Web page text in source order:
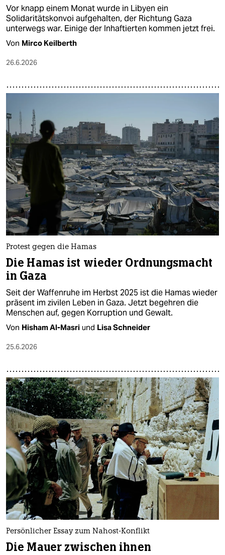
Vor knapp einem Monat wurde in Libyen ein
Solidaritätskonvoi aufgehalten, der Richtung Gaza
unterwegs war. Einige der Inhaftierten kommen jetzt frei.
Von Mirco Keilberth
26.6.2026
Protest gegen die Hamas
Die Hamas ist wieder Ordnungsmacht
in Gaza
Seit der Waffenruhe im Herbst 2025 ist die Hamas wieder
präsent im zivilen Leben in Gaza. Jetzt begehren die
Menschen auf, gegen Korruption und Gewalt.
Von Hisham Al-Masri und Lisa Schneider
25.6.2026
Persönlicher Essay zum Nahost-Konflikt
Die Mauer zwischen ihnen